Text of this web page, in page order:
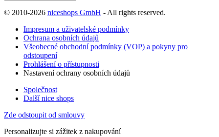
© 2010-2026 niceshops GmbH - All rights reserved.
Impresum a uživatelské podmínky
Ochrana osobních údajů
Všeobecné obchodní podmínky (VOP) a pokyny pro
odstoupení
Prohlášení o přístupnosti
Nastavení ochrany osobních údajů
Společnost
Další nice shops
Zde odstoupit od smlouvy
Personalizujte si zážitek z nakupování